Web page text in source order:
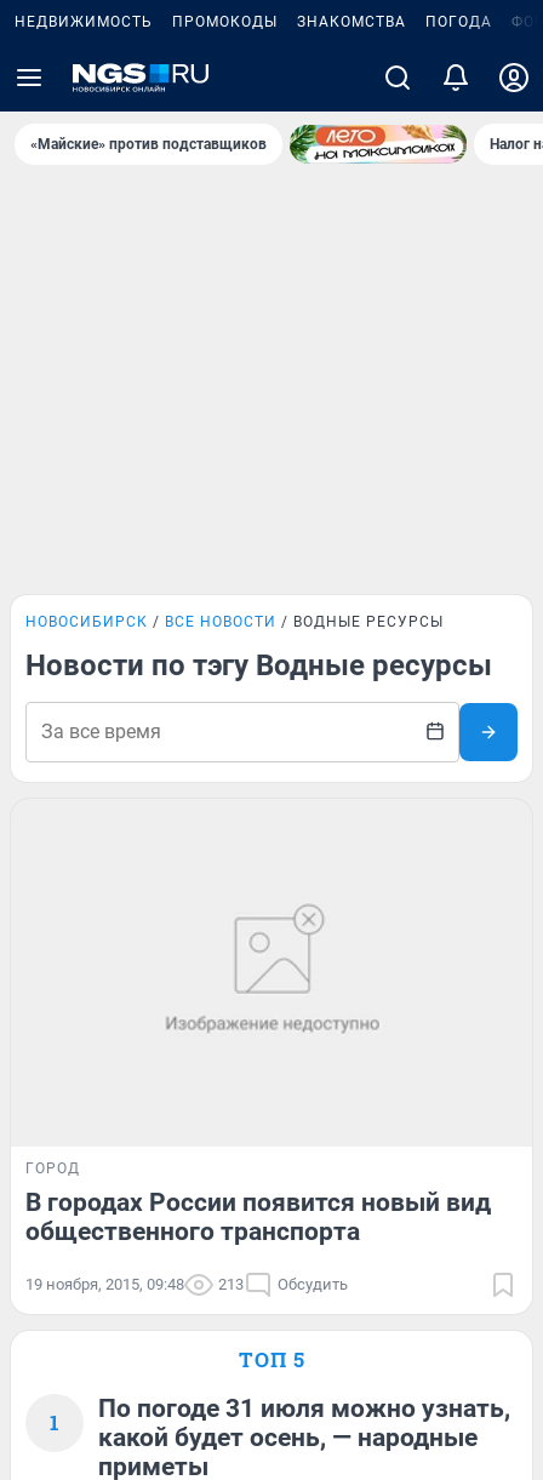
НЕДВИЖИМОСТЬ ПРОМОКОДЫ ЗНАКОМСТВА ПОГОДА
«Майские» против подставщиков Налог
НОВОСИБИРСК ВСЕ НОВОСТИ ВОДНЫЕ РЕСУРСЫ
Новости по тэгу Водные ресурсы
ГОРОД
В городах России появится новый вид
общественного транспорта
19 ноября, 2015, 09:48 213 Обсудить
ТОП 5
1
По погоде 31 июля можно узнать,
какой будет осень, — народные
приметы